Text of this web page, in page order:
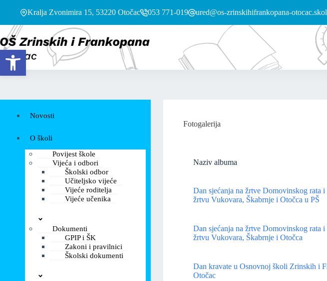
Open toolbar
Kralja Zvonimira 15, 53220 Otočac 053 771-019 ured@os-zrinskihifrankopana-
Fotogalerija
Naziv albuma
Dan sjećanja na žrtve Domovinskog rata i
žrtvu Vukovara, Škabrnje i Otočca u PŠ
Dan sjećanja na žrtve Domovinskog rata i
žrtvu Vukovara, Škabrnje i Otočca
Dan kravate u Osnovnoj školi Zrinskih i
Otočac
Novosti
O školi
Povijest škole
Vijeća i odbori
Školski odbor
Učiteljsko vijeće
Vijeće roditelja
Vijeće učenika
Dokumenti
GPIP i ŠK
Zakoni i pravilnici
Školski dokumenti